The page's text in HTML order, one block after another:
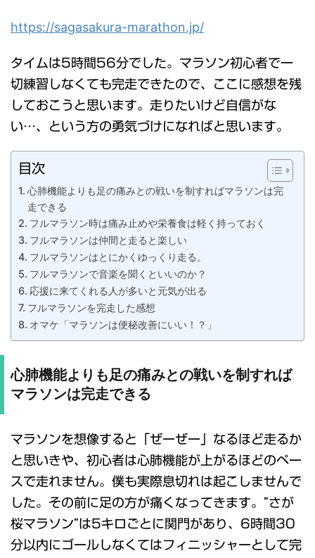
https://sagasakura-marathon.jp/
タイムは5時間56分でした。マラソン初心者で一
切練習しなくても完走できたので、ここに感想を残
しておこうと思います。走りたいけど自信がな
い…、という方の勇気づけになればと思います。
目次
心肺機能よりも足の痛みとの戦いを制すればマラソンは完
走できる
フルマラソン時は痛み止めや栄養食は軽く持っておく
フルマラソンは仲間と走ると楽しい
フルマラソンはとにかくゆっくり走る。
フルマラソンで音楽を聞くといいのか？
応援に来てくれる人が多いと元気が出る
フルマラソンを完走した感想
オマケ「マラソンは便秘改善にいい！？」
心肺機能よりも足の痛みとの戦いを制すれば
マラソンは完走できる
マラソンを想像すると「ぜーぜー」なるほど走るか
と思いきや、初心者は心肺機能が上がるほどのペー
スで走れません。僕も実際息切れは起こしませんで
した。その前に足の方が痛くなってきます。”さが
桜マラソン”は5キロごとに関門があり、6時間30
分以内にゴールしなくてはフィニッシャーとして完